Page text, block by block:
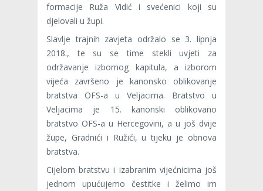
formacije Ruža Vidić i svećenici koji su
djelovali u župi.
Slavlje trajnih zavjeta održalo se 3. lipnja
2018., te su se time stekli uvjeti za
održavanje izbornog kapitula, a izborom
vijeća završeno je kanonsko oblikovanje
bratstva OFS-a u Veljacima. Bratstvo u
Veljacima je 15. kanonski oblikovano
bratstvo OFS-a u Hercegovini, a u još dvije
župe, Gradnići i Ružići, u tijeku je obnova
bratstva.
Cijelom bratstvu i izabranim vijećnicima još
jednom upućujemo čestitke i želimo im